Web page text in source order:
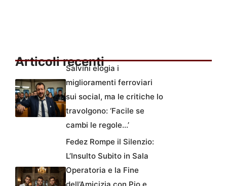
Articoli recenti
Salvini elogia i
miglioramenti ferroviari
sui social, ma le critiche lo
travolgono: ‘Facile se
cambi le regole…’
Fedez Rompe il Silenzio:
L’Insulto Subito in Sala
Operatoria e la Fine